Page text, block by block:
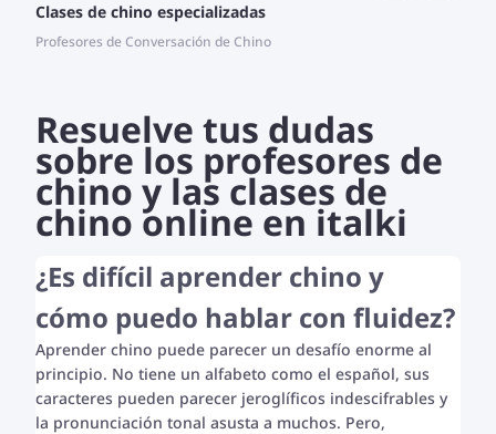
Clases de chino especializadas
Profesores de Conversación de Chino
Resuelve tus dudas
sobre los profesores de
chino y las clases de
chino online en italki
¿Es difícil aprender chino y
cómo puedo hablar con fluidez?
Aprender chino puede parecer un desafío enorme al
principio. No tiene un alfabeto como el español, sus
caracteres pueden parecer jeroglíficos indescifrables y
la pronunciación tonal asusta a muchos. Pero,